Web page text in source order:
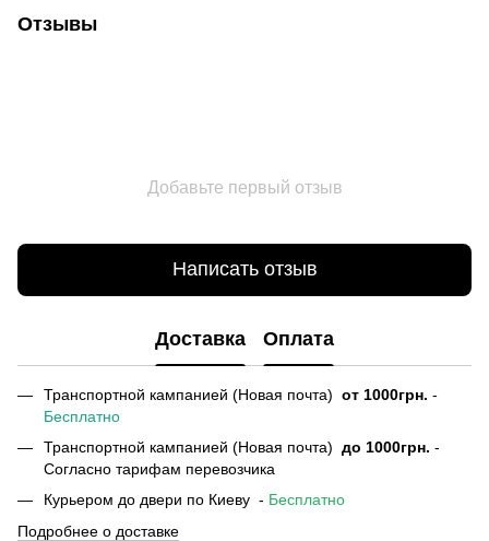
Отзывы
Добавьте первый отзыв
Написать отзыв
Доставка Оплата
Транспортной кампанией (Новая почта) от 1000грн. -
Бесплатно
Транспортной кампанией (Новая почта) до 1000грн. -
Согласно тарифам перевозчика
Курьером до двери по Киеву - Бесплатно
Подробнее о доставке